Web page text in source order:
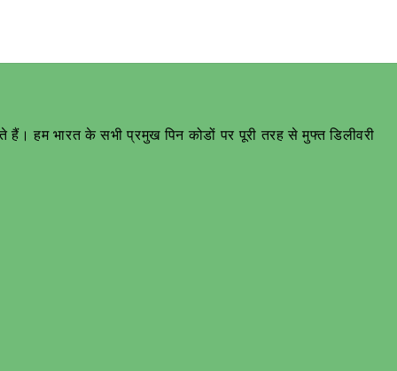
हम भारत के सभी प्रमुख पिन कोडों पर पूरी तरह से मुफ्त डिलीवरी